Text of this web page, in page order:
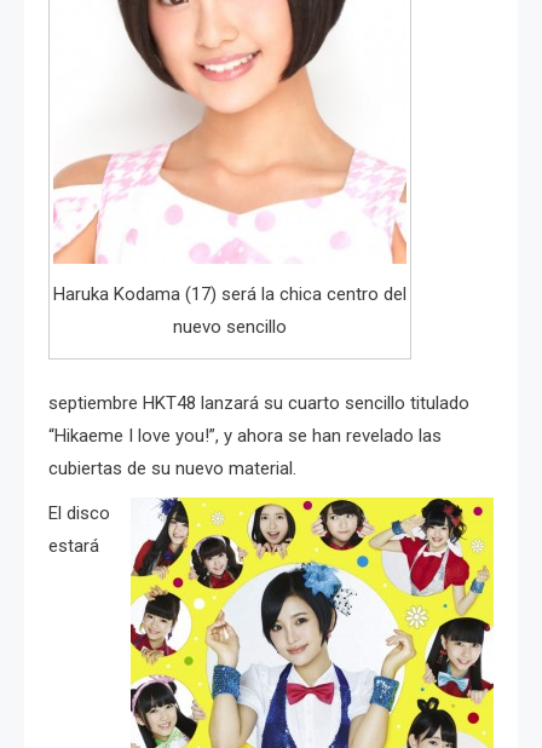
Haruka Kodama (17) será la chica centro del
nuevo sencillo
septiembre HKT48 lanzará su cuarto sencillo titulado
“Hikaeme I love you!”, y ahora se han revelado las
cubiertas de su nuevo material.
El disco
estará